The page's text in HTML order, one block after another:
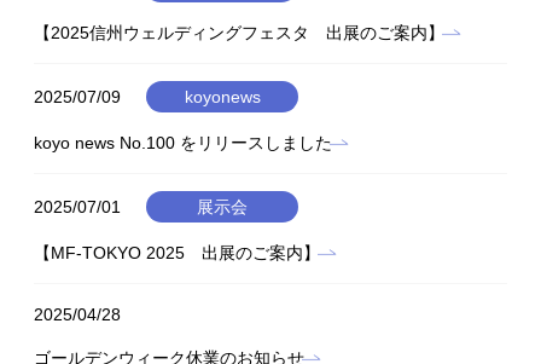
【2025信州ウェルディングフェスタ 出展のご案内】
2025/07/09 koyonews
koyo news No.100 をリリースしました
2025/07/01 展示会
【MF-TOKYO 2025 出展のご案内】
2025/04/28
ゴールデンウィーク休業のお知らせ